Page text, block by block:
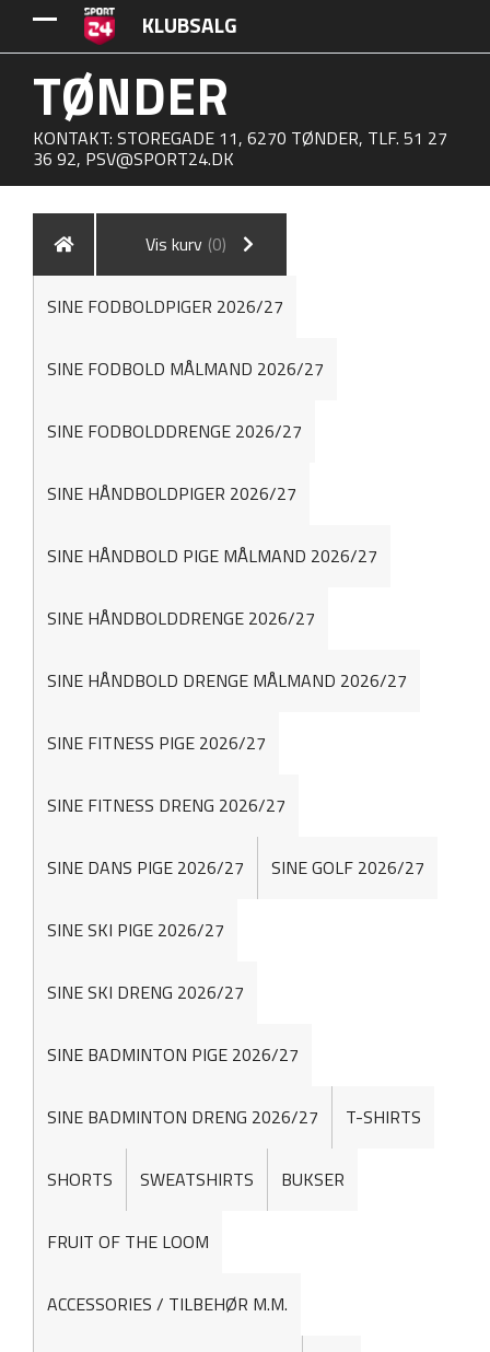
KLUBSALG
TØNDER
KONTAKT: STOREGADE 11, 6270 TØNDER, TLF. 51 27
36 92, PSV@SPORT24.DK
Vis kurv (0)
SINE FODBOLDPIGER 2026/27
SINE FODBOLD MÅLMAND 2026/27
SINE FODBOLDDRENGE 2026/27
SINE HÅNDBOLDPIGER 2026/27
SINE HÅNDBOLD PIGE MÅLMAND 2026/27
SINE HÅNDBOLDDRENGE 2026/27
SINE HÅNDBOLD DRENGE MÅLMAND 2026/27
SINE FITNESS PIGE 2026/27
SINE FITNESS DRENG 2026/27
SINE DANS PIGE 2026/27 SINE GOLF 2026/27
SINE SKI PIGE 2026/27
SINE SKI DRENG 2026/27
SINE BADMINTON PIGE 2026/27
SINE BADMINTON DRENG 2026/27 T-SHIRTS
SHORTS SWEATSHIRTS BUKSER
FRUIT OF THE LOOM
ACCESSORIES / TILBEHØR M.M.